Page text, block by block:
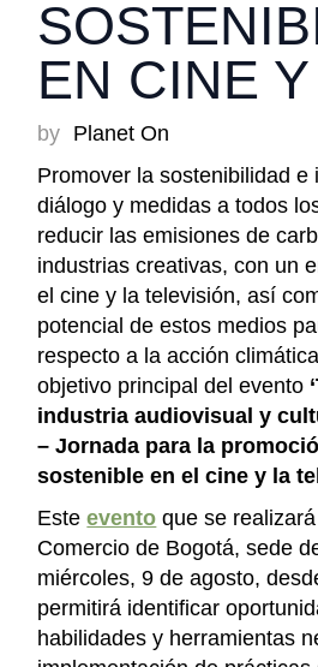
EN CINE
by Planet On
Promover la sostenibilidad e
diálogo y medidas a todos
reducir las emisiones de
industrias creativas, con un
el cine y la televisión, así
potencial de estos medios
respecto a la acción
objetivo principal del evento
industria audiovisual y
– Jornada para la
sostenible en el cine y la
Esteevento que se
Comercio de Bogotá, sede
miércoles, 9 de agosto,
permitirá identificar
habilidades y herramientas